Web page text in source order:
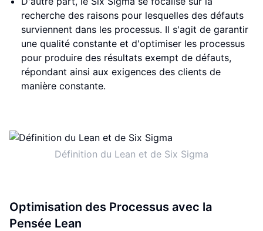
recherche des raisons pour lesquelles des défauts
surviennent dans les processus. Il s'agit de garantir
une qualité constante et d'optimiser les processus
pour produire des résultats exempt de défauts,
répondant ainsi aux exigences des clients de
manière constante.
Définition du Lean et de Six Sigma
Optimisation des Processus avec la
Pensée Lean